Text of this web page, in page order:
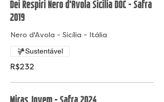
Dei Respiri Nero d'Avola Sicilia DOC - Safra
2019
Nero d'Avola - Sicília - Itália
R$232
Sustentável